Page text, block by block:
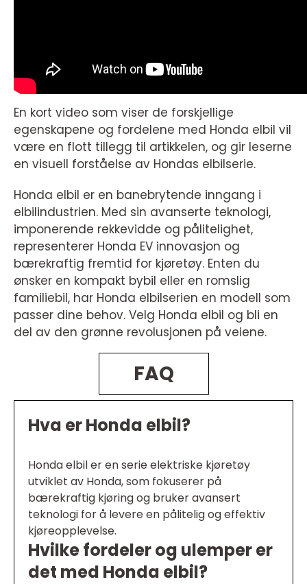
En kort video som viser de forskjellige
egenskapene og fordelene med Honda elbil vil
være en flott tillegg til artikkelen, og gir leserne
en visuell forståelse av Hondas elbilserie.
Honda elbil er en banebrytende inngang i
elbilindustrien. Med sin avanserte teknologi,
imponerende rekkevidde og pålitelighet,
representerer Honda EV innovasjon og
bærekraftig fremtid for kjøretøy. Enten du
ønsker en kompakt bybil eller en romslig
familiebil, har Honda elbilserien en modell som
passer dine behov. Velg Honda elbil og bli en
del av den grønne revolusjonen på veiene.
FAQ
Hva er Honda elbil?
Honda elbil er en serie elektriske kjøretøy
utviklet av Honda, som fokuserer på
bærekraftig kjøring og bruker avansert
teknologi for å levere en pålitelig og effektiv
kjøreopplevelse.
Hvilke fordeler og ulemper er
det med Honda elbil?